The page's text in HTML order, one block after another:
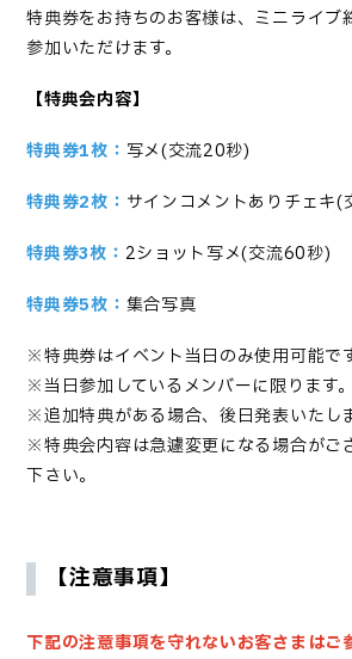
特典券をお持ちのお客様は、ミニライブ
参加いただけます。
【特典会内容】
特典券1枚： 写メ(交流20秒)
特典券2枚： サインコメントありチェキ(
特典券3枚： 2ショット写メ(交流60秒)
特典券5枚： 集合写真
※特典券はイベント当日のみ使用可能です
※当日参加しているメンバーに限ります。
※追加特典がある場合、後日発表いたしま
※特典会内容は急遽変更になる場合がご
下さい。
【注意事項】
下記の注意事項を守れないお客さまはご